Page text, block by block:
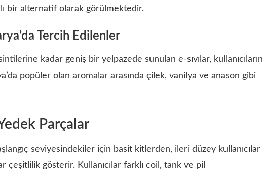
bir alternatif olarak görülmektedir.
Tercih Edilenler
kadar geniş bir yelpazede sunulan e-sıvılar, kullanıcıların
popüler olan aromalar arasında çilek, vanilya ve anason gibi
Parçalar
seviyesindekiler için basit kitlerden, ileri düzey kullanıcılar
çeşitlilik gösterir. Kullanıcılar farklı coil, tank ve pil